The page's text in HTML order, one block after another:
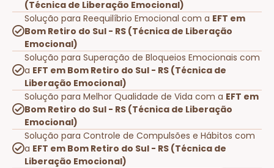
(Técnica de Liberação Emocional)
Solução para Reequilíbrio Emocional com a EFT em
Bom Retiro do Sul - RS (Técnica de Liberação
Emocional)
Solução para Superação de Bloqueios Emocionais com
a EFT em Bom Retiro do Sul - RS (Técnica de
Liberação Emocional)
Solução para Melhor Qualidade de Vida com a EFT em
Bom Retiro do Sul - RS (Técnica de Liberação
Emocional)
Solução para Controle de Compulsões e Hábitos com
a EFT em Bom Retiro do Sul - RS (Técnica de
Liberação Emocional)